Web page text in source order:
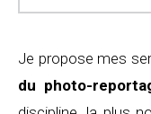
Je propose mes
du photo-